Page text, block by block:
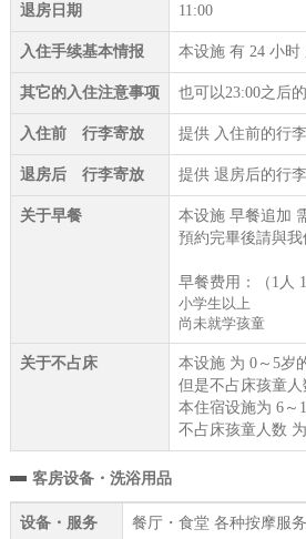
退房日期 11:00
入住手续基本情报 本设施 有 24 小时
其它的入住注意事项 也可以23:00之后
入住前 行李寄放 提供 入住前的行李
退房后 行李寄放 提供 退房后的行李
关于早餐
本设施 早餐追加
預約完畢後請與我
早餐费用：（1人
小学生以上
尚未就学孩童
关于不占床
本设施 为 0～5岁
但是不占床孩童
本住宿设施为 6～
不占床孩童人数
客房设备・洗浴用品
设备・服务 餐厅・食堂 各种按摩服